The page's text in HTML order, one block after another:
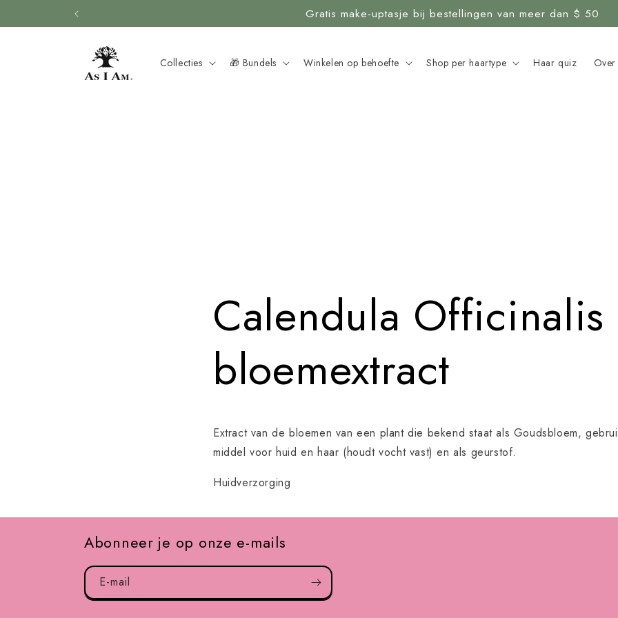
inhoud
Gratis make-uptasje bij bestellingen van meer dan $ 50
Collecties 🎁 Bundels Winkelen op behoefte Shop per haartype Haar quiz Over
Calendula Officinalis
bloemextract
Extract van de bloemen van een plant die bekend staat als Goudsbloem,
middel voor huid en haar (houdt vocht vast) en als geurstof.
Huidverzorging
Abonneer je op onze e-mails
E-mail